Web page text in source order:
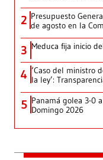
2 Presupuesto
de agosto en la
3 Meduca fija inicio
4 ‘Caso del ministro
la ley’:
5 Panamá golea 3-0
Domingo 2026